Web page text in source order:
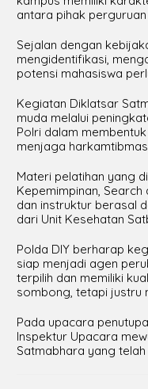
antara pihak
Sejalan dengan
mengidentifikasi,
potensi mahasiswa
Kegiatan Diklatsar
muda melalui
Polri dalam
menjaga
Materi pelatihan yang
Kepemimpinan,
dan instruktur berasal
dari Unit Kesehatan
Polda DIY berharap
siap menjadi agen
terpilih dan memiliki
sombong, tetapi justru
Pada upacara
Inspektur Upacara
Satmabhara yang